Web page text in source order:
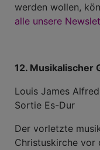
werden wollen,
alle unsere
12. Musikalischer
Louis James
Sortie Es-Dur
Der vorletzte
Christuskirche vor